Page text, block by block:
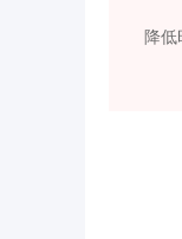
降